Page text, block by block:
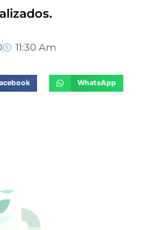
11:30 Am
WhatsApp